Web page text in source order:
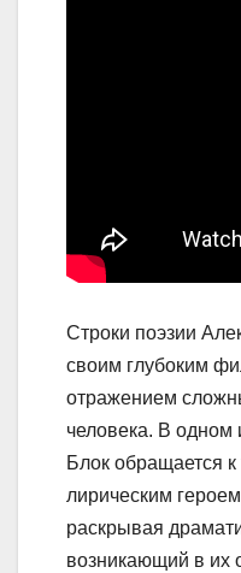
Строки поэзии
своим глубоким
отражением
человека. В одном
Блок обращается
лирическим
раскрывая
возникающий в их